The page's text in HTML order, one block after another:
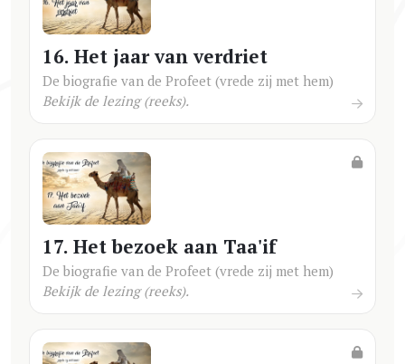
16. Het jaar van verdriet
De biografie van de Profeet (vrede zij met hem)
Bekijk de lezing (reeks).
17. Het bezoek aan Taa'if
De biografie van de Profeet (vrede zij met hem)
Bekijk de lezing (reeks).